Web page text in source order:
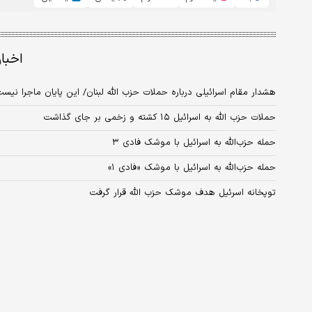
هشدار مقام اسرائیلی درباره حملات حزب الله لبنان/ این پایان ماجرا
حملات حزب الله به اسرائیل ۱۵ کشته و زخمی بر جای گذاشت
حمله حزب‌الله به اسرائیل با موشک فادی ۳
حمله حزب‌الله به اسرائیل با موشک «فادی ۱»
توپخانه اسرئیل هدف موشک حزب الله قرار گرفت